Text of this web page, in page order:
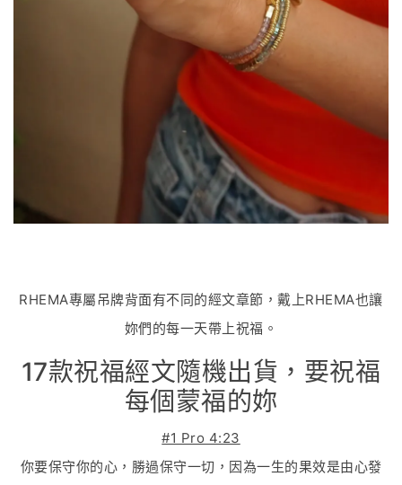
RHEMA專屬吊牌背面有不同的經文章節，戴上RHEMA也讓
妳們的每一天帶上祝福。
17款祝福經文隨機出貨，要祝福
每個蒙福的妳
#1 Pro 4:23
你要保守你的心，勝過保守一切，因為一生的果效是由心發